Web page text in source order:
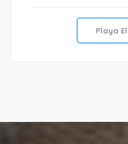
Playa